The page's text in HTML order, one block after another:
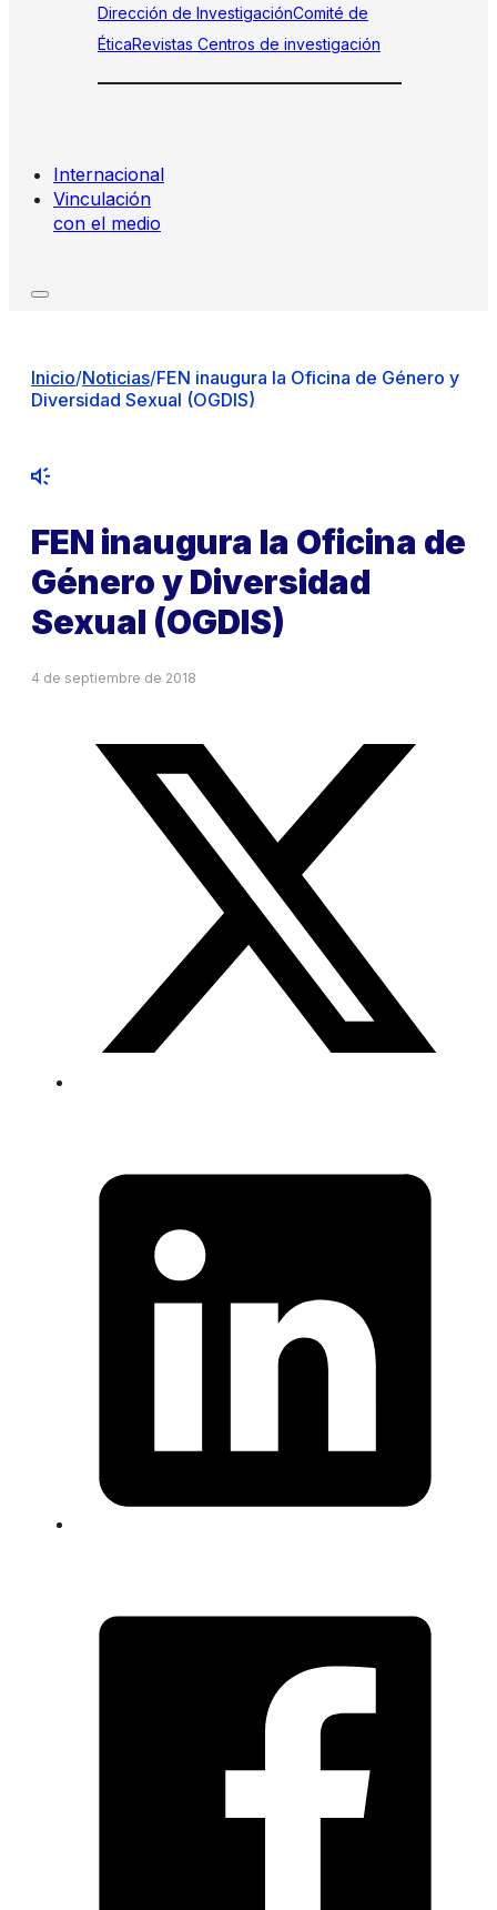
Dirección de InvestigaciónComité de
ÉticaRevistas Centros de investigación
Internacional
Vinculación
con el medio
Inicio/Noticias/FEN inaugura la Oficina de Género y
Diversidad Sexual (OGDIS)
FEN inaugura la Oficina de
Género y Diversidad
Sexual (OGDIS)
4 de septiembre de 2018